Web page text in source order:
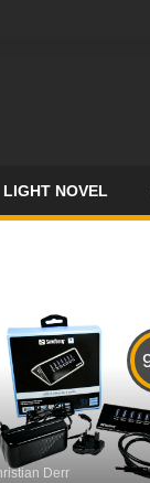
LIGHT NOVEL
Derr